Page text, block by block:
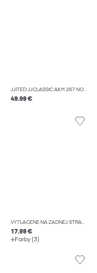
JJITED JJCLASSIC AKM 287 NOOS ROVNÉ DŽÍNSY
49.99 €
VYTLAČENÉ NA ZADNEJ STRANE TRIČKO
17.99 €
Farby (3)